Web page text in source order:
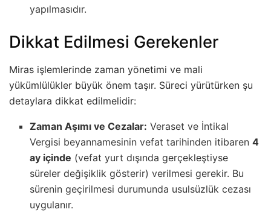
yapılmasıdır.
Dikkat Edilmesi Gerekenler
Miras işlemlerinde zaman yönetimi ve mali
yükümlülükler büyük önem taşır. Süreci yürütürken şu
detaylara dikkat edilmelidir:
Zaman Aşımı ve Cezalar: Veraset ve İntikal
Vergisi beyannamesinin vefat tarihinden itibaren4
ay içinde (vefat yurt dışında gerçekleştiyse
süreler değişiklik gösterir) verilmesi gerekir. Bu
sürenin geçirilmesi durumunda usulsüzlük cezası
uygulanır.